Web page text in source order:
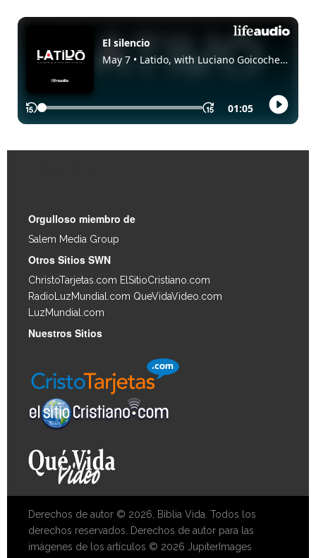
Orgulloso miembro de
Salem Media Group
Otros Sitios SWN
ChristoTarjetas.com ElSitioCristiano.com
RadioLuzMundial.com QueVidaVideo.com
LuzMundial.com
Nuestros Sitios
Derechos de autor © 2026, Biblia Vida. Todos los
derechos reservados. Derechos de autor para las
imágenes de los artículos © 2026 JupiterImages